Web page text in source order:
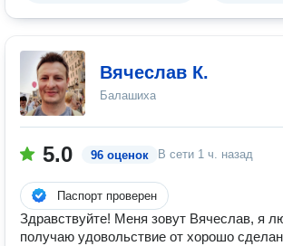
Вячеслав К.
Балашиха
5.0 96 оценок В сети 1 ч. назад
Паспорт проверен
Здравствуйте! Меня зовут Вячеслав, я
получаю удовольствие от хорошо